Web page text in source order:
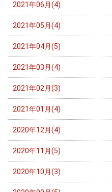
2021年06月(4)
2021年05月(4)
2021年04月(5)
2021年03月(4)
2021年02月(3)
2021年01月(4)
2020年12月(4)
2020年11月(5)
2020年10月(3)